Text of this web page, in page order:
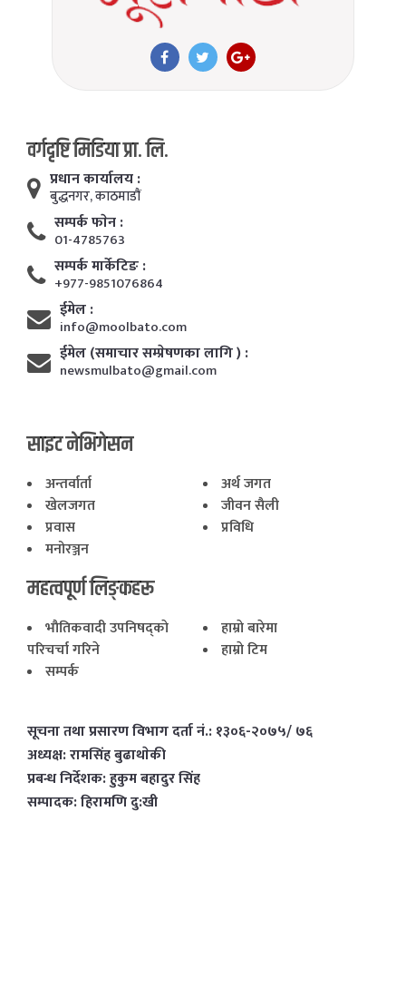
वर्गदृष्टि मिडिया प्रा. लि.
प्रधान कार्यालय :
बुद्धनगर, काठमाडाैं
सम्पर्क फाेन :
01-4785763
सम्पर्क मार्केटिङ :
+977-9851076864
ईमेल :
info@moolbato.com
ईमेल (समाचार सम्प्रेषणका लागि ) :
newsmulbato@gmail.com
साइट नेभिगेसन
अन्तर्वार्ता
अर्थ जगत
खेलजगत
जीवन सैली
प्रवास
प्रविधि
मनोरञ्जन
महत्वपूर्ण लिङ्कहरू
भाैतिकवादी उपनिषद्काे
परिचर्चा गरिने
हाम्राे बारेमा
हाम्राे टिम
सम्पर्क
सूचना तथा प्रसारण विभाग दर्ता नं.: १३०६-२०७५/ ७६
अध्यक्ष: रामसिंह बुढाथाेकी
प्रबन्ध निर्देशक: हुकुम बहादुर सिंह
सम्पादक: हिरामणि दु:खी